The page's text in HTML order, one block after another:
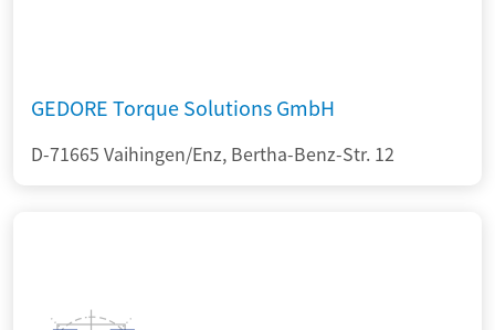
GEDORE Torque Solutions GmbH
D-71665 Vaihingen/Enz, Bertha-Benz-Str. 12